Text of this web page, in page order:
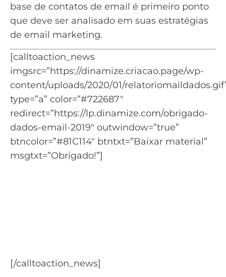
base de contatos de email é primeiro ponto
que deve ser analisado em suas estratégias
de email marketing.
[calltoaction_news
imgsrc=”https://dinamize.criacao.page/wp-
content/uploads/2020/01/
type=”a” color=”#722687″
redirect=”https://lp.dinamize.com/obrigado-
dados-email-2019″ outwindow=”true”
btncolor=”#81C114″ btntxt=”Baixar material”
msgtxt=”Obrigado!”]
[/calltoaction_news]